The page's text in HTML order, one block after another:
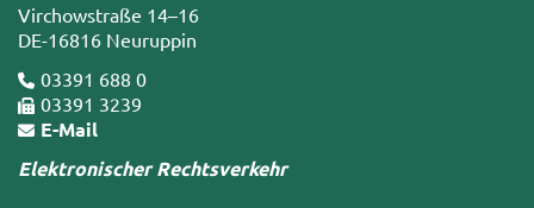
Virchowstraße 14–16
DE-16816 Neuruppin
03391 688 0
03391 3239
E-Mail
Elektronischer Rechtsverkehr